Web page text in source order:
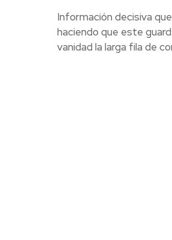
Información decisiva
haciendo que este
vanidad la larga fila de